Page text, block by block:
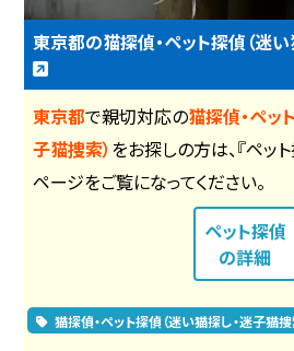
東京都の猫探偵・ペット探偵（迷い
東京都で親切対応の猫探偵・ペッ
子猫捜索） をお探しの方は、『ペッ
ページをご覧になってください。
ペット探偵
の詳細
猫探偵・ペット探偵（迷い猫探し・迷子猫捜